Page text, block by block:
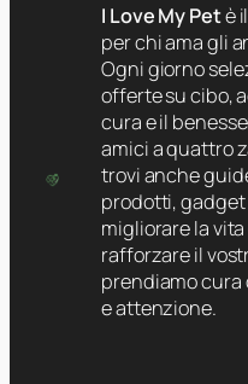
I Love My Petè
per chi ama gli
Ogni giorno
offerte su cibo,
cura e il
amici a quattro
trovi anche
prodotti,
migliorare la
rafforzare il
prendiamo cura
e attenzione.